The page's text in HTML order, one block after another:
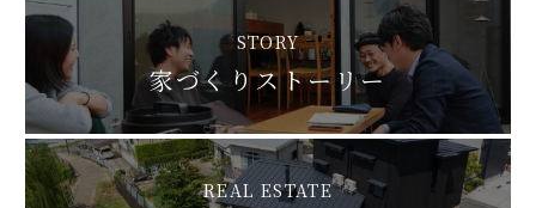
STORY
家づくりストーリー
REAL ESTATE